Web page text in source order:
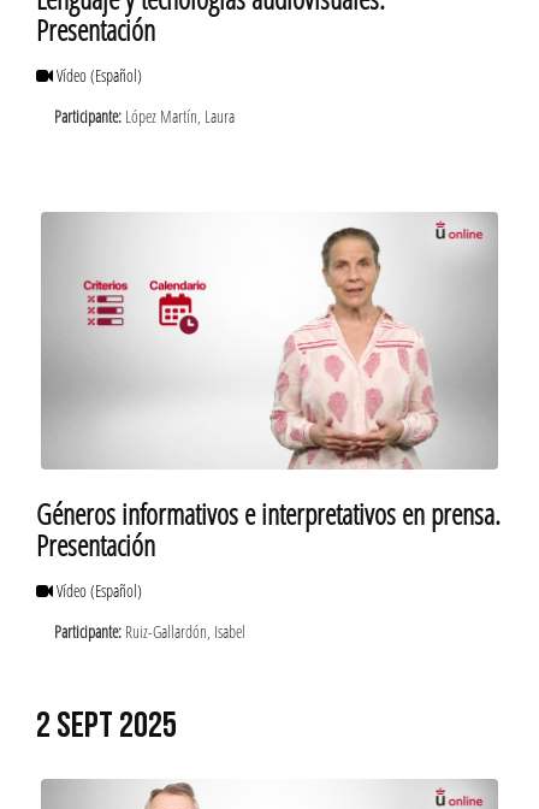
Presentación
Vídeo(Español)
Participante: López Martín, Laura
Géneros informativos e interpretativos en prensa.
Presentación
Vídeo(Español)
Participante: Ruiz-Gallardón, Isabel
2 SEPT 2025